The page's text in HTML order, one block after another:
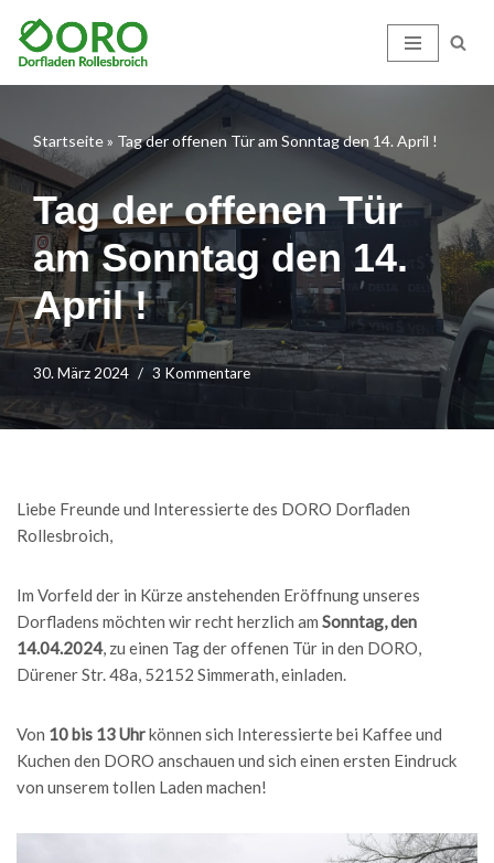
Zum
Inhalt
Startseite» Tag der offenen Tür am Sonntag den 14. April !
Tag der offenen Tür
am Sonntag den 14.
April !
30. März 2024 3 Kommentare
Liebe Freunde und Interessierte des DORO Dorfladen
Rollesbroich,
Im Vorfeld der in Kürze anstehenden Eröffnung unseres
Dorfladens möchten wir recht herzlich am Sonntag, den
14.04.2024, zu einen Tag der offenen Tür in den DORO,
Dürener Str. 48a, 52152 Simmerath, einladen.
Von 10 bis 13 Uhrkönnen sich Interessierte bei Kaffee und
Kuchen den DORO anschauen und sich einen ersten Eindruck
von unserem tollen Laden machen!